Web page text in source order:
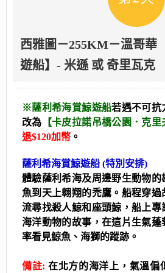
西雅圖－255KM－溫哥華
遊船】- 米遜 或 奇里瓦克
※薩利希海賞鯨遊船若遇不可抗
改為 【卡皮拉諾吊橋公園．克里
退$120加幣 。
薩利希海賞鯨遊船 (特別安排)
體驗薩利希海及周邊野生動物的
魚到天上翱翔的禿鷹。船程穿過
流尋找殺人鯨和座頭鯨，船上專
海洋動物的故事，在這片生氣蓬
率看見鯨魚、海獅的蹤跡。
備註:在北方的海洋上，氣溫偏